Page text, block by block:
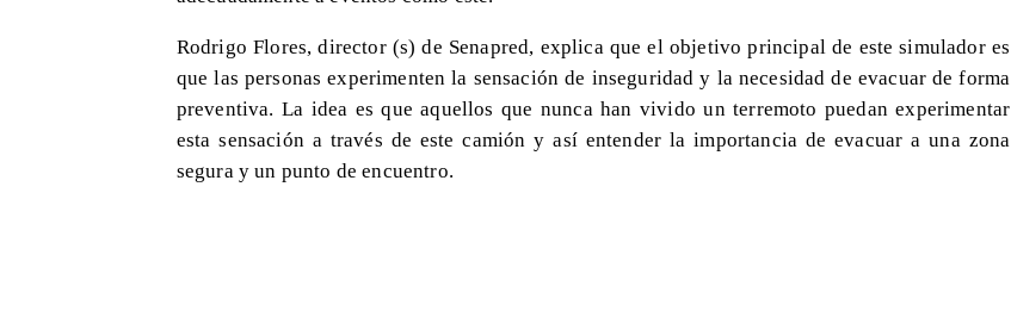
Rodrigo Flores, director (s) de Senapred, explica que el objetivo principal de este simulador es
que las personas experimenten la sensación de inseguridad y la necesidad de evacuar de forma
preventiva. La idea es que aquellos que nunca han vivido un terremoto puedan experimentar
esta sensación a través de este camión y así entender la importancia de evacuar a una zona
segura y un punto de encuentro.